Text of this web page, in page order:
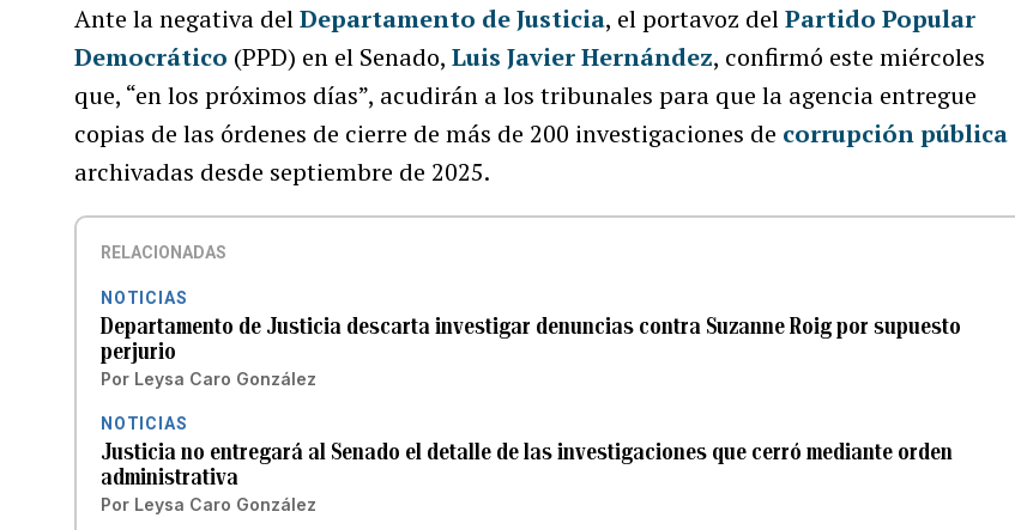
Ante la negativa delDepartamento de Justicia, el portavoz delPartido Popular
Democrático (PPD) en el Senado,Luis Javier Hernández, confirmó este miércoles
que, “en los próximos días”, acudirán a los tribunales para que la agencia entregue
copias de las órdenes de cierre de más de 200 investigaciones de corrupción pública
archivadas desde septiembre de 2025.
RELACIONADAS
NOTICIAS
Departamento de Justicia descarta investigar denuncias contra Suzanne Roig por supuesto
perjurio
Por Leysa Caro González
NOTICIAS
Justicia no entregará al Senado el detalle de las investigaciones que cerró mediante orden
administrativa
Por Leysa Caro González